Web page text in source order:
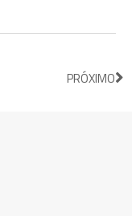
PRÓXIMO